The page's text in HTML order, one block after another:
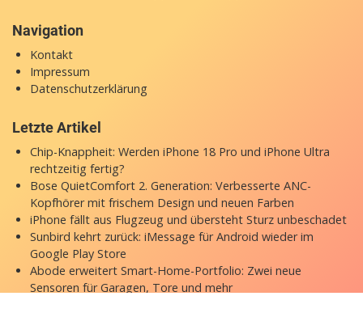
Navigation
Kontakt
Impressum
Datenschutzerklärung
Letzte Artikel
Chip-Knappheit: Werden iPhone 18 Pro und iPhone Ultra
rechtzeitig fertig?
Bose QuietComfort 2. Generation: Verbesserte ANC-
Kopfhörer mit frischem Design und neuen Farben
iPhone fällt aus Flugzeug und übersteht Sturz unbeschadet
Sunbird kehrt zurück: iMessage für Android wieder im
Google Play Store
Abode erweitert Smart-Home-Portfolio: Zwei neue
Sensoren für Garagen, Tore und mehr